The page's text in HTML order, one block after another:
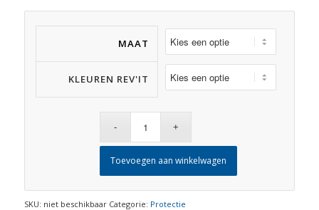
MAAT
KLEUREN REV'IT
Toevoegen aan winkelwagen
SKU: niet beschikbaar Categorie: Protectie